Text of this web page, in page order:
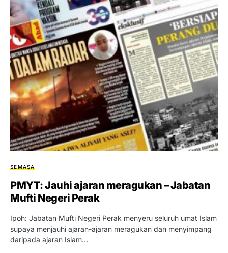
SEMASA
PMYT: Jauhi ajaran meragukan – Jabatan
Mufti Negeri Perak
Ipoh: Jabatan Mufti Negeri Perak menyeru seluruh umat Islam
supaya menjauhi ajaran-ajaran meragukan dan menyimpang
daripada ajaran Islam…